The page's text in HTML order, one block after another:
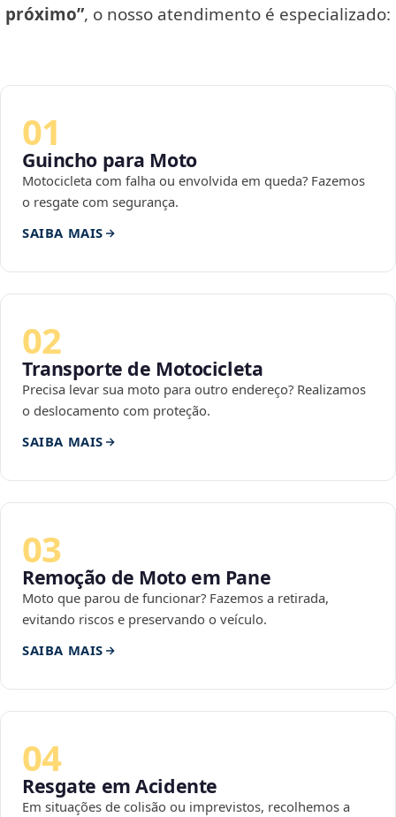
próximo”, o nosso atendimento é especializado:
01
Guincho para Moto
Motocicleta com falha ou envolvida em queda? Fazemos
o resgate com segurança.
SAIBA MAIS
02
Transporte de Motocicleta
Precisa levar sua moto para outro endereço? Realizamos
o deslocamento com proteção.
SAIBA MAIS
03
Remoção de Moto em Pane
Moto que parou de funcionar? Fazemos a retirada,
evitando riscos e preservando o veículo.
SAIBA MAIS
04
Resgate em Acidente
Em situações de colisão ou imprevistos, recolhemos a